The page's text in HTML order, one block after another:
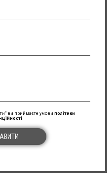
ви приймаєте умови політики